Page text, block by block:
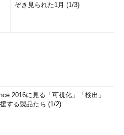
ぞき見られた1月 (1/3)
2016に見る「可視化」「検出」
援する製品たち (1/2)